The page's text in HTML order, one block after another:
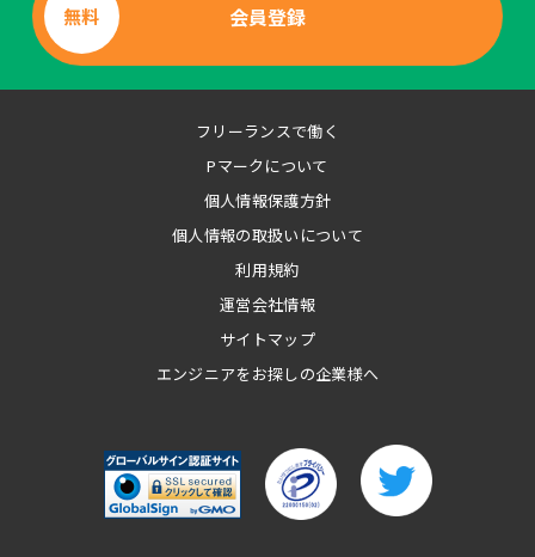
無料 会員登録
フリーランスで働く
Pマークについて
個人情報保護方針
個人情報の取扱いについて
利用規約
運営会社情報
サイトマップ
エンジニアをお探しの企業様へ